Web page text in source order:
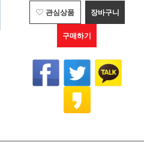
관심상품 장바구니
구매하기